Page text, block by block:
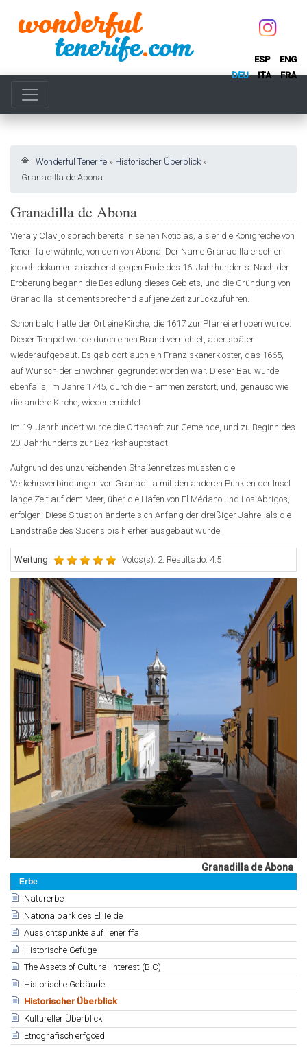
ESP
ENG
DEU
ITA FRA
Wonderful Tenerife » Historischer Überblick»
Granadilla de Abona
Erbe
Naturerbe
Nationalpark des El Teide
Aussichtspunkte auf Teneriffa
Historische Gefüge
The Assets of Cultural Interest (BIC)
Historische Gebäude
Historischer Überblick
Kultureller Überblick
Etnografisch erfgoed
Granadilla de Abona
Viera y Clavijo sprach bereits in seinen Noticias, als er die Königreiche von
Teneriffa erwähnte, von dem von Abona. Der Name Granadilla erschien
jedoch dokumentarisch erst gegen Ende des 16. Jahrhunderts. Nach der
Eroberung begann die Besiedlung dieses Gebiets, und die Gründung von
Granadilla ist dementsprechend auf jene Zeit zurückzuführen.
Schon bald hatte der Ort eine Kirche, die 1617 zur Pfarrei erhoben wurde.
Dieser Tempel wurde durch einen Brand vernichtet, aber später
wiederaufgebaut. Es gab dort auch ein Franziskanerkloster, das 1665,
auf Wunsch der Einwohner, gegründet worden war. Dieser Bau wurde
ebenfalls, im Jahre 1745, durch die Flammen zerstört, und, genauso wie
die andere Kirche, wieder errichtet.
Im 19. Jahrhundert wurde die Ortschaft zur Gemeinde, und zu Beginn des
20. Jahrhunderts zur Bezirkshauptstadt.
Aufgrund des unzureichenden Straßennetzes mussten die
Verkehrsverbindungen von Granadilla mit den anderen Punkten der Insel
lange Zeit auf dem Meer, über die Häfen von El Médano und Los Abrigos,
erfolgen. Diese Situation änderte sich Anfang der dreißiger Jahre, als die
Landstraße des Südens bis hierher ausgebaut wurde.
Wertung: Votos(s): 2. Resultado: 4.5
Granadilla de Abona